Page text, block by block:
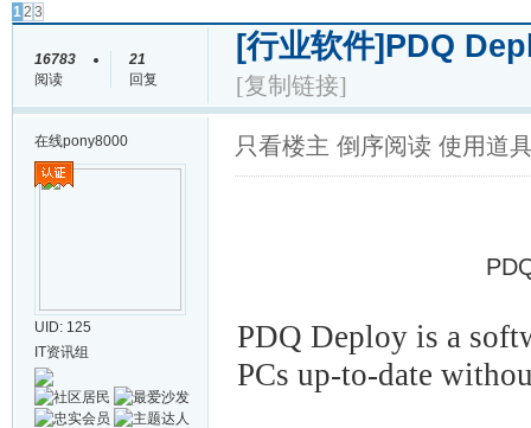
12 3
16783
阅读
21
回复
[行业软件] PDQ
[复制链接]
在线pony8000
UID: 125
IT资讯组
只看楼主 倒序阅读 使用道
PDQ Deploy is a
PCs up-to-date